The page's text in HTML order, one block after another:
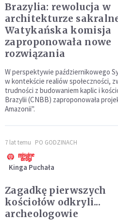
Brazylia: rewolucja w
architekturze
Watykańska komisja
zaproponowała nowe
rozwiązania
W perspektywie październikowego
w kontekście realiów społeczności,
trudności z budowaniem kaplic i
Brazylii (CNBB) zaproponowała
Amazonii".
7 lat temu PO GODZINACH
Kinga Puchała
Zagadkę pierwszych
kościołów odkryli...
archeologowie